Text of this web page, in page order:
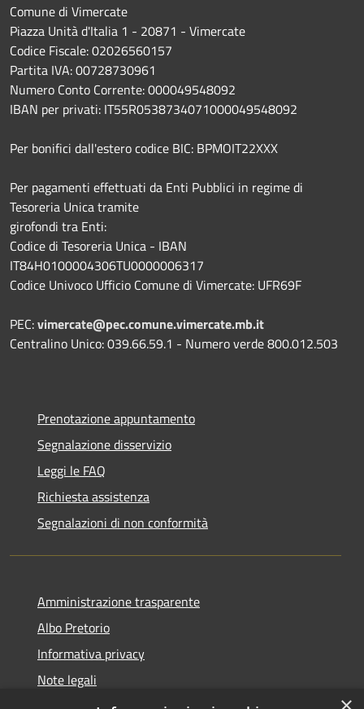
Comune di Vimercate
Piazza Unità d'Italia 1 - 20871 - Vimercate
Codice Fiscale: 02026560157
Partita IVA: 00728730961
Numero Conto Corrente: 000049548092
IBAN per privati: IT55R0538734071000049548092
Per bonifici dall'estero codice BIC: BPMOIT22XXX
Per pagamenti effettuati da Enti Pubblici in regime di
Tesoreria Unica tramite
girofondi tra Enti:
Codice di Tesoreria Unica - IBAN
IT84H0100004306TU0000006317
Codice Univoco Ufficio Comune di Vimercate: UFR69F
PEC:vimercate@pec.comune.vimercate.mb.it
Centralino Unico: 039.66.59.1 - Numero verde 800.012.503
Prenotazione appuntamento
Segnalazione disservizio
Leggi le FAQ
Richiesta assistenza
Segnalazioni di non conformità
Amministrazione trasparente
Albo Pretorio
Informativa privacy
Note legali